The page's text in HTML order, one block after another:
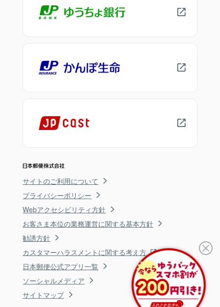
サイトのご利用について
プライバシーポリシー
Webアクセシビリティ方針
お客さま本位の業務運営に関する基本方針
勧誘方針
カスタマーハラスメントに関する考え方
日本郵便公式アプリ一覧
ソーシャルメディア
サイトマップ